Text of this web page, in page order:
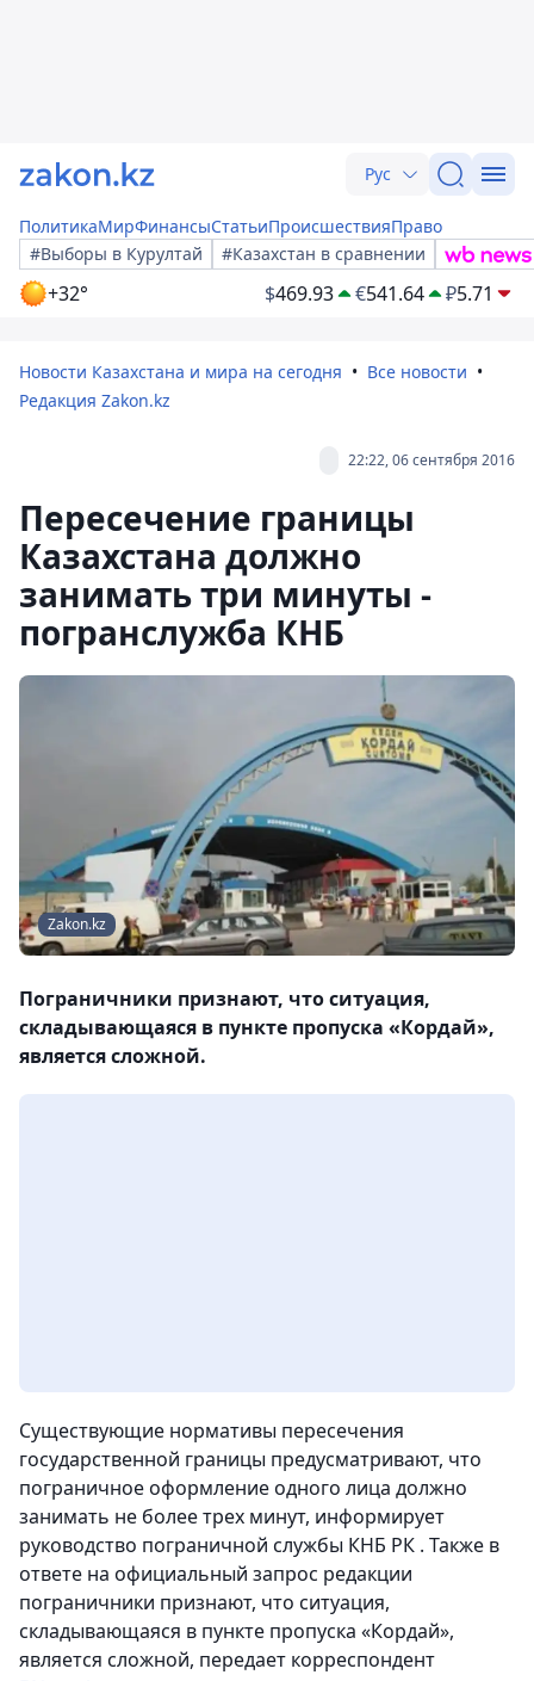
Рус
ПолитикаМирФинансыСтатьиПроисшествияПраво
#Выборы в Курултай
#Казахстан в сравнении
+32° $469.93 €541.64 ₽5.71
Новости Казахстана и мира на сегодня
Все новости
Редакция Zakon.kz
22:22, 06 сентября 2016
Пересечение границы
Казахстана должно
занимать три минуты -
погранслужба КНБ
Zakon.kz
Пограничники признают, что ситуация,
складывающаяся в пункте пропуска «Кордай»,
является сложной.
Существующие нормативы пересечения
государственной границы предусматривают, что
пограничное оформление одного лица должно
занимать не более трех минут, информирует
руководство пограничной службы КНБ РК . Также в
ответе на официальный запрос редакции
пограничники признают, что ситуация,
складывающаяся в пункте пропуска «Кордай»,
является сложной, передает корреспондент